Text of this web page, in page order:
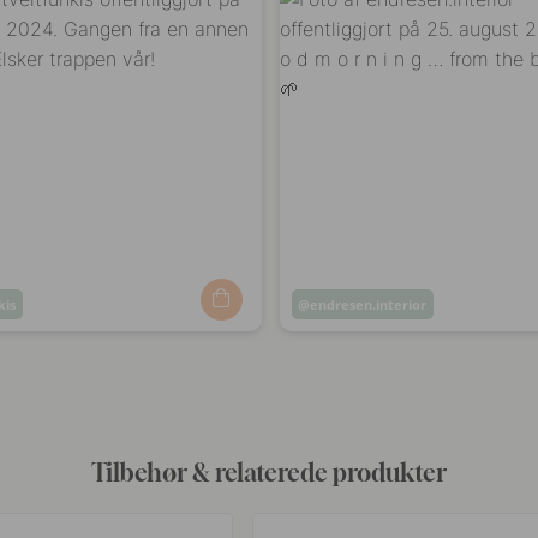
Opslag
endresen.interior
Tilbehør & relaterede produkter